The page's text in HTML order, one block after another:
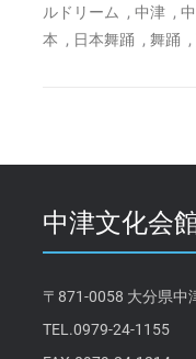
ルドリーム
, 中津 ,
本 , 日本舞踊 , 舞踊 ,
中津文化会
〒871-0058 大分県中
TEL.0979-24-1155